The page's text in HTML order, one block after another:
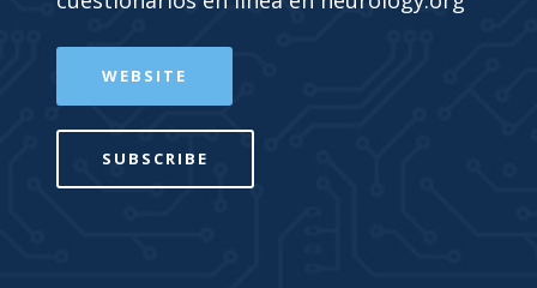
WEBSITE
SUBSCRIBE